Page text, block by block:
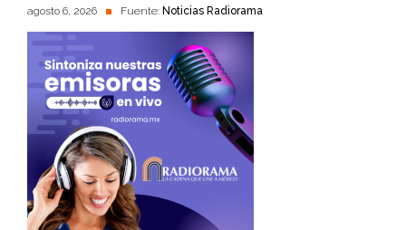
agosto 6, 2026 Fuente: Noticias Radiorama